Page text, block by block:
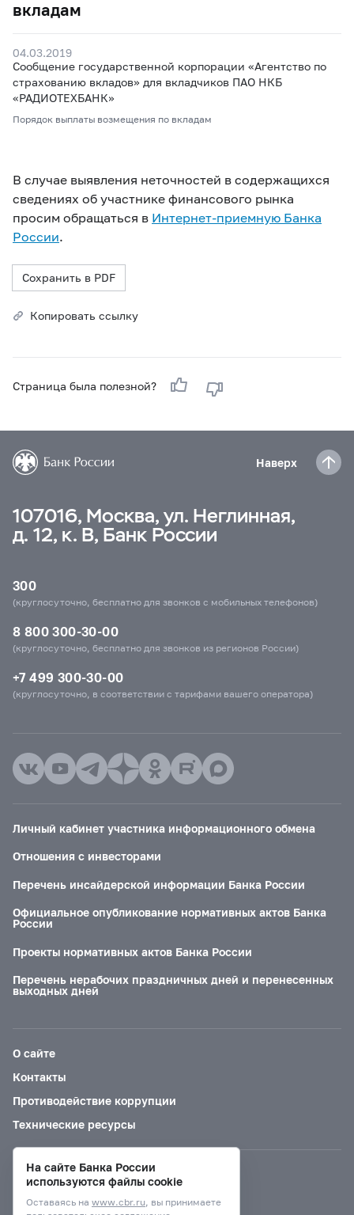
вкладам
04.03.2019
Сообщение государственной корпорации «Агентство по
страхованию вкладов» для вкладчиков ПАО НКБ
«РАДИОТЕХБАНК»
Порядок выплаты возмещения по вкладам
В случае выявления неточностей в содержащихся
сведениях об участнике финансового рынка
просим обращаться в Интернет-приемную Банка
России.
Сохранить в PDF
Копировать ссылку
Страница была полезной?
Наверх
107016, Москва, ул. Неглинная,
д. 12, к. В, Банк России
300
(круглосуточно, бесплатно для звонков с мобильных телефонов)
8 800 300-30-00
(круглосуточно, бесплатно для звонков из регионов России)
+7 499 300-30-00
(круглосуточно, в соответствии с тарифами вашего оператора)
Личный кабинет участника информационного обмена
Отношения с инвесторами
Перечень инсайдерской информации Банка России
Официальное опубликование нормативных актов Банка
России
Проекты нормативных актов Банка России
Перечень нерабочих праздничных дней и перенесенных
выходных дней
О сайте
Контакты
Противодействие коррупции
Технические ресурсы
Версия для слабовидящих
На сайте Банка России
используются файлы cookie
Оставаясь на www.cbr.ru, вы принимаете